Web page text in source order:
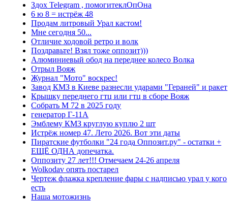
Здох Telegram , помогитеклОпОна
6 ю 8 = истрёж 48
Продам литровый Урал кастом!
Мне сегодня 50...
Отличие ходовой ретро и волк
Поздравьте! Взял тоже оппозит)))
Алюминиевый обод на переднее колесо Волка
Отрыл Вояж
Журнал "Мото" воскрес!
Завод КМЗ в Киеве разнесли ударами "Гераней" и ракет
Крышку переднего гтц или гтц в сборе Вояж
Собрать М 72 в 2025 году
генератор Г-11А
Эмблему КМЗ круглую куплю 2 шт
Истрёж номер 47. Лето 2026. Вот эти даты
Пиратские футболки "24 года Оппозит.ру" - остатки +
ЕЩЁ ОДНА допечатка.
Оппозиту 27 лет!!! Отмечаем 24-26 апреля
Wolkodav опять постарел
Чертеж флажка крепление фары с надписью урал у кого
есть
Наша мотожизнь